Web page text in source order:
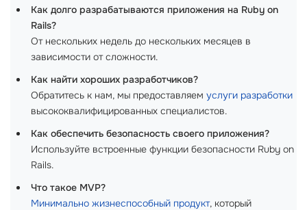
Как долго разрабатываются приложения на Ruby on
Rails?
От нескольких недель до нескольких месяцев в
зависимости от сложности.
Как найти хороших разработчиков?
Обратитесь к нам, мы предоставляем услуги разработки
высококвалифицированных специалистов.
Как обеспечить безопасность своего приложения?
Используйте встроенные функции безопасности Ruby on
Rails.
Что такое MVP?
Минимально жизнеспособный продукт, который